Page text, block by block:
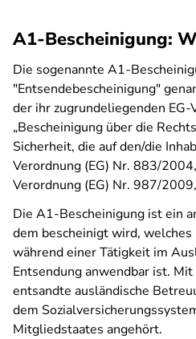
A1-Bescheinigung:
Die sogenannte A1-
"Entsendebescheinigung"
der ihr zugrundeliegenden
„Bescheinigung über die
Sicherheit, die auf den/die
Verordnung (EG) Nr. 883/
Verordnung (EG) Nr. 987/
Die A1-Bescheinigung ist ein
dem bescheinigt wird,
während einer Tätigkeit im
Entsendung anwendbar ist.
entsandte ausländische
dem
Mitgliedstaates angehört.